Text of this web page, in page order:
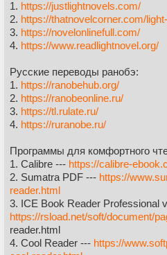
1. https://justlightnovels.com/
2. https://thatnovelcorner.com/
3. https://novelonlinefull.com/
4. https://www.readlightnovel.org/
Русские переводы ранобэ:
1. https://ranobehub.org/
2. https://ranobeonline.ru/
3. https://tl.rulate.ru/
4. https://ruranobe.ru/
Программы для комфортного
1. Calibre --- https://calibre-
2. Sumatra PDF --- https://
reader.html
3. ICE Book Reader Professional
https://rsload.net/soft/document/
reader.html
4. Cool Reader --- https://